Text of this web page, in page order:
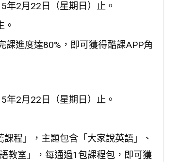
年2月22日（星期日）止。
。
進度達80%，即可獲得酷課APP角
年2月22日（星期日）止。
程」，主題包含「大家說英語」、
教室」，每通過1包課程包，即可獲